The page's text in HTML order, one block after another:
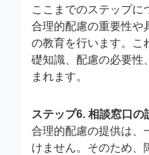
ここまでのステップに
合理的配慮の重要性や
の教育を行います。こ
礎知識、配慮の必要性
まれます。
ステップ6. 相談窓口の
合理的配慮の提供は、
けません。そのため、